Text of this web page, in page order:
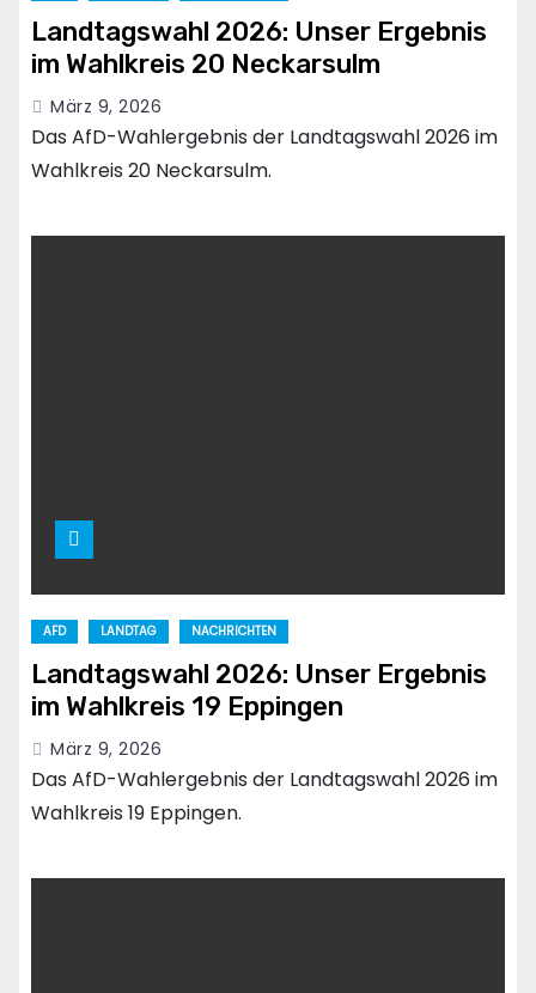
Landtagswahl 2026: Unser Ergebnis
im Wahlkreis 20 Neckarsulm
März 9, 2026
Das AfD-Wahlergebnis der Landtagswahl 2026 im
Wahlkreis 20 Neckarsulm.
AFD LANDTAG NACHRICHTEN
Landtagswahl 2026: Unser Ergebnis
im Wahlkreis 19 Eppingen
März 9, 2026
Das AfD-Wahlergebnis der Landtagswahl 2026 im
Wahlkreis 19 Eppingen.